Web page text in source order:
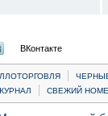
ВКонтакте
|
| СВЕЖИЙ